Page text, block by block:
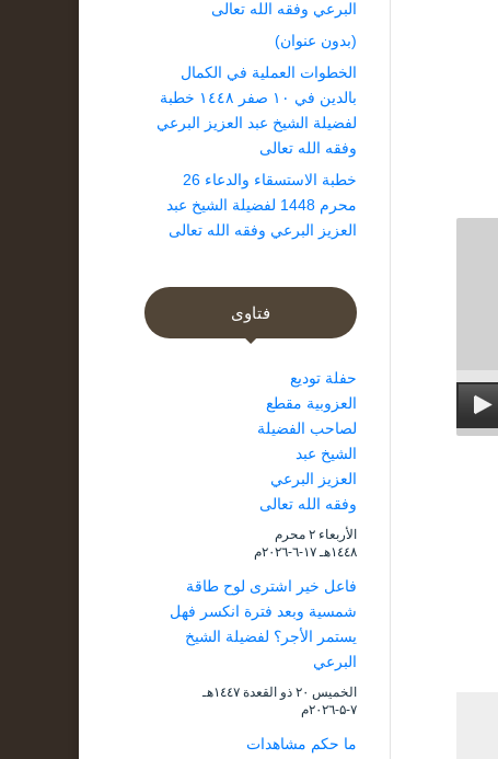
البرعي وفقه الله تعالى
(بدون عنوان)
الخطوات العملية في الكمال
بالدين في ١٠ صفر ١٤٤٨ خطبة
لفضيلة الشيخ عبد العزيز البرعي
وفقه الله تعالى
خطبة الاستسقاء والدعاء 26
محرم 1448 لفضيلة الشيخ عبد
العزيز البرعي وفقه الله تعالى
فتاوى
حفلة توديع
العزوبية مقطع
لصاحب الفضيلة
الشيخ عبد
العزيز البرعي
وفقه الله تعالى
الأربعاء ۲ محرم
۱٤٤۸هـ ۱۷-٦-۲۰۲٦م
فاعل خير اشترى لوح طاقة
شمسية وبعد فترة انكسر فهل
يستمر الأجر؟ لفضيلة الشيخ
البرعي
الخميس ۲۰ ذو القعدة ۱٤٤۷هـ
۷-۵-۲۰۲٦م
ما حكم مشاهدات